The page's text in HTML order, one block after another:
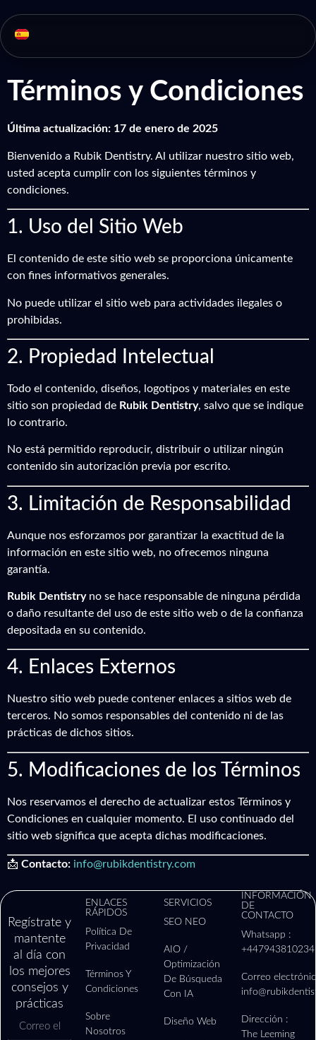
Términos y Condiciones
Última actualización: 17 de enero de 2025
Bienvenido a Rubik Dentistry. Al utilizar nuestro sitio web,
usted acepta cumplir con los siguientes términos y
condiciones.
1. Uso del Sitio Web
El contenido de este sitio web se proporciona únicamente
con fines informativos generales.
No puede utilizar el sitio web para actividades ilegales o
prohibidas.
2. Propiedad Intelectual
Todo el contenido, diseños, logotipos y materiales en este
sitio son propiedad de Rubik Dentistry, salvo que se indique
lo contrario.
No está permitido reproducir, distribuir o utilizar ningún
contenido sin autorización previa por escrito.
3. Limitación de Responsabilidad
Aunque nos esforzamos por garantizar la exactitud de la
información en este sitio web, no ofrecemos ninguna
garantía.
Rubik Dentistryno se hace responsable de ninguna pérdida
o daño resultante del uso de este sitio web o de la confianza
depositada en su contenido.
4. Enlaces Externos
Nuestro sitio web puede contener enlaces a sitios web de
terceros. No somos responsables del contenido ni de las
prácticas de dichos sitios.
5. Modificaciones de los Términos
Nos reservamos el derecho de actualizar estos Términos y
Condiciones en cualquier momento. El uso continuado del
sitio web significa que acepta dichas modificaciones.
📩 Contacto: info@rubikdentistry.com
Regístrate y
mantente
al día con
los mejores
consejos y
prácticas
ENLACES
RÁPIDOS
Política De
Privacidad
Términos Y
Condiciones
Sobre
Nosotros
SERVICIOS
SEO NEO
AIO /
Optimización
De Búsqueda
Con IA
Diseño Web
INFORMACIÓN
DE
CONTACTO
Whatsapp :
+447943810234
Correo
Dirección :
The Leeming